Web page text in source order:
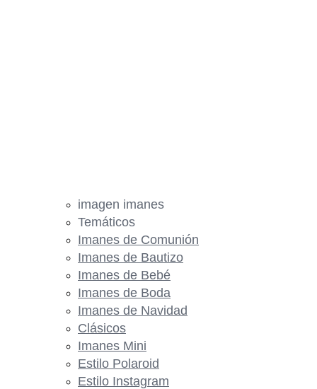
imagen imanes
Temáticos
Imanes de Comunión
Imanes de Bautizo
Imanes de Bebé
Imanes de Boda
Imanes de Navidad
Clásicos
Imanes Mini
Estilo Polaroid
Estilo Instagram